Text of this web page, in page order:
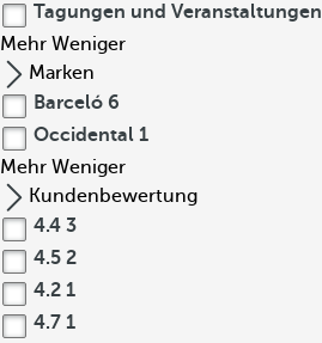
Tagungen und Veranstaltungen
Mehr Weniger
Marken
Barceló 6
Occidental 1
Mehr Weniger
Kundenbewertung
4.4 3
4.5 2
4.2 1
4.7 1